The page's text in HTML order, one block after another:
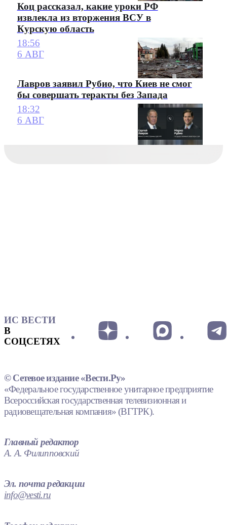
Коц рассказал, какие уроки РФ
извлекла из вторжения ВСУ в
Курскую область
18:56
6 АВГ
Лавров заявил Рубио, что Киев не смог
бы совершать теракты без Запада
18:32
6 АВГ
ИС ВЕСТИ
В
СОЦСЕТЯХ
© Сетевое издание «Вести.Ру»
«Федеральное государственное унитарное предприятие
Всероссийская государственная телевизионная и
радиовещательная компания» (ВГТРК).
Главный редактор
А. А. Филипповский
Эл. почта редакции
info@vesti.ru